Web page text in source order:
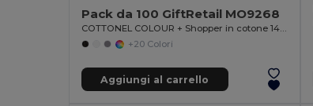
Pack da 100 GiftRetail MO9268
COTTONEL COLOUR + Shopper in cotone 140gr
+20 Colori
Aggiungi al carrello